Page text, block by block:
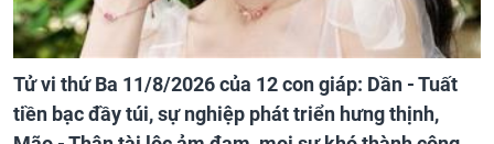
Tử vi thứ Ba 11/8/2026 của 12 con giáp: Dần - Tuất
tiền bạc đầy túi, sự nghiệp phát triển hưng thịnh,